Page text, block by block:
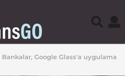
Bankalar, Google Glass'a uygulama